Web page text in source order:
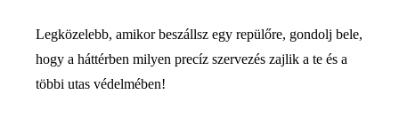
Legközelebb, amikor beszállsz egy repülőre, gondolj bele,
hogy a háttérben milyen precíz szervezés zajlik a te és a
többi utas védelmében!